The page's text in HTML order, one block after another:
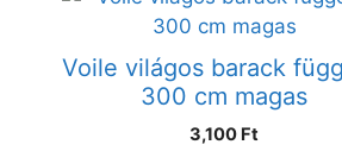
Voile világos barack
300 cm magas
3,100 Ft